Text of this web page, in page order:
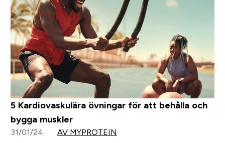
5 Kardiovaskulära övningar för att behålla och
bygga muskler
31/01/24 AV MYPROTEIN